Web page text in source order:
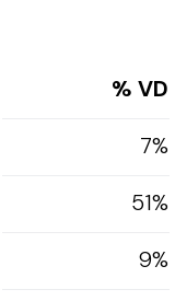
% VD
7%
51%
9%